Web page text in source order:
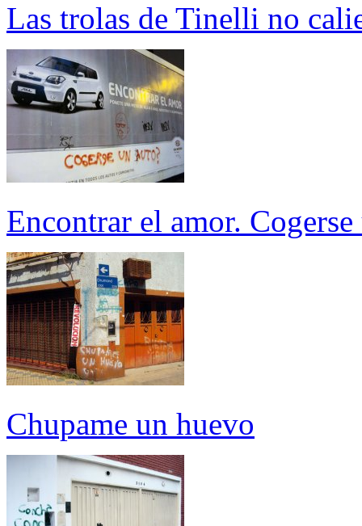
Las trolas de Tinelli no
Encontrar el amor. Cogerse
Chupame un huevo